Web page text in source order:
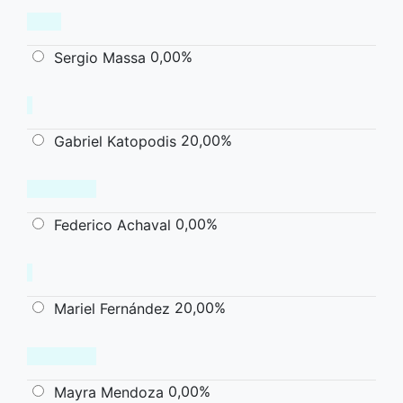
Sergio Massa 0,00%
Gabriel Katopodis 20,00%
Federico Achaval 0,00%
Mariel Fernández 20,00%
Mayra Mendoza 0,00%